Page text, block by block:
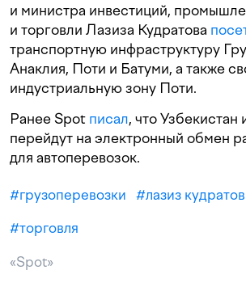
и министра инвестиций,
и торговли Лазиза Кудратова
транспортную инфраструктуру
Анаклия, Поти и Батуми, а также
индустриальную зону Поти.
Ранее Spot писал, что Узбекистан
перейдут на электронный обмен
для автоперевозок.
#грузоперевозки #лазиз кудратов
#торговля
«Spot»